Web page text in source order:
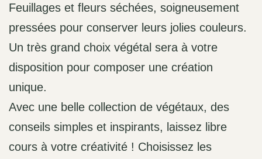
Feuillages et fleurs séchées, soigneusement
pressées pour conserver leurs jolies couleurs.
Un très grand choix végétal sera à votre
disposition pour composer une création
unique.
Avec une belle collection de végétaux, des
conseils simples et inspirants, laissez libre
cours à votre créativité ! Choisissez les